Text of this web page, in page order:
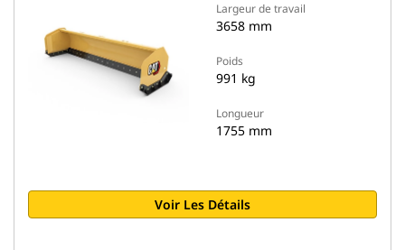
Largeur de travail
3658 mm
Poids
991 kg
Longueur
1755 mm
Voir Les Détails